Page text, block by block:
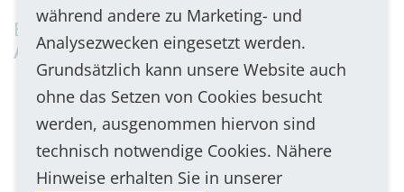
Besonders beliebt in folgenden
Anwendungen
Alarm- und Notrufsysteme
Barrierefreie Kommunikation
Bürokommunikation Concierge-System
während andere zu Marketing- und
Analysezwecken eingesetzt werden.
Grundsätzlich kann unsere Website auch
ohne das Setzen von Cookies besucht
werden, ausgenommen hiervon sind
technisch notwendige Cookies. Nähere
Hinweise erhalten Sie in unserer